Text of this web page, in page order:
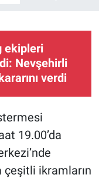
ekipleri
Nevşehirli
verdi
19.00’da
çeşitli ikramların